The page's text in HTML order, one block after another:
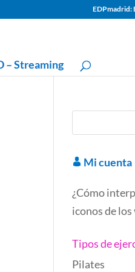
EDPmadrid:
– Streaming
Mi cuenta
¿Cómo
iconos de los
Tipos de
Pilates